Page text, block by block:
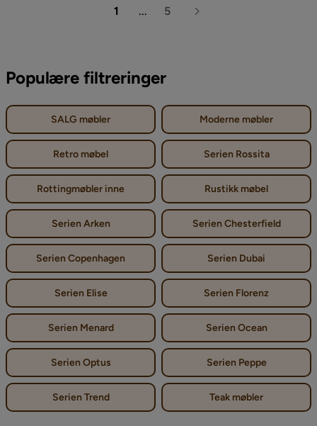
1 ... 5
Populære filtreringer
SALG møbler Moderne møbler
Retro møbel Serien Rossita
Rottingmøbler inne Rustikk møbel
Serien Arken Serien Chesterfield
Serien Copenhagen Serien Dubai
Serien Elise Serien Florenz
Serien Menard Serien Ocean
Serien Optus Serien Peppe
Serien Trend Teak møbler